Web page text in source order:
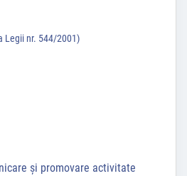
Legii nr. 544/2001)
și promovare activitate